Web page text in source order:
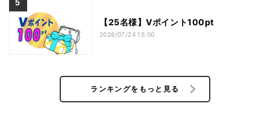
【25名様】Vポイント100pt
2026/07/24 15:00
ランキングをもっと見る